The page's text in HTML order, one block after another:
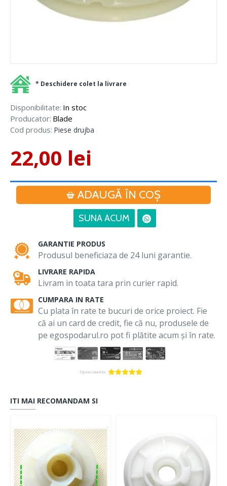
Disponibilitate: In stoc
Producator: Blade
Cod produs: Piese drujba
22,00 lei
ADAUGĂ ÎN COŞ
SUNA ACUM
* Deschidere colet la livrare
GARANTIE PRODUS
Produsul beneficiaza de 24 luni garantie.
LIVRARE RAPIDA
Livram in toata tara prin curier rapid.
CUMPARA IN RATE
Cu plata în rate te bucuri de orice proiect. Fie
că ai un card de credit, fie că nu, produsele de
pe egospodarul.ro pot fi plătite acum și în rate.
ITI MAI RECOMANDAM SI